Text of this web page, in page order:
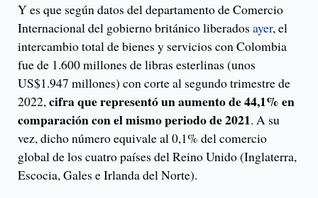
Y es que según datos del departamento de Comercio
Internacional del gobierno británico liberados ayer, el
intercambio total de bienes y servicios con Colombia
fue de 1.600 millones de libras esterlinas (unos
US$1.947 millones) con corte al segundo trimestre de
2022,cifra que representó un aumento de 44,1% en
comparación con el mismo periodo de 2021. A su
vez, dicho número equivale al 0,1% del comercio
global de los cuatro países del Reino Unido (Inglaterra,
Escocia, Gales e Irlanda del Norte).